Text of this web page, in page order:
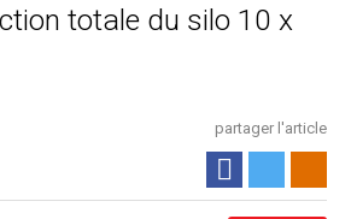
totale du silo 10 x
partager l'article